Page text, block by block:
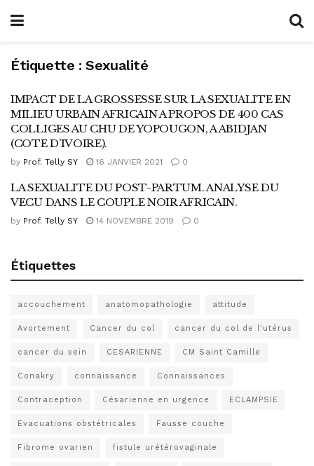
Étiquette :Sexualité
IMPACT DE LA GROSSESSE SUR LA SEXUALITE EN
MILIEU URBAIN AFRICAIN A PROPOS DE 400 CAS
COLLIGES AU CHU DE YOPOUGON, A ABIDJAN
(COTE D’IVOIRE).
by Prof. Telly SY 16 JANVIER 2021 0
LA SEXUALITE DU POST-PARTUM. ANALYSE DU
VECU DANS LE COUPLE NOIR AFRICAIN.
by Prof. Telly SY 14 NOVEMBRE 2019 0
Étiquettes
accouchement anatomopathologie attitude
Avortement Cancer du col cancer du col de l'utérus
cancer du sein CESARIENNE CM Saint Camille
Conakry connaissance Connaissances
Contraception Césarienne en urgence ECLAMPSIE
Evacuations obstétricales Fausse couche
Fibrome ovarien fistule urétérovaginale